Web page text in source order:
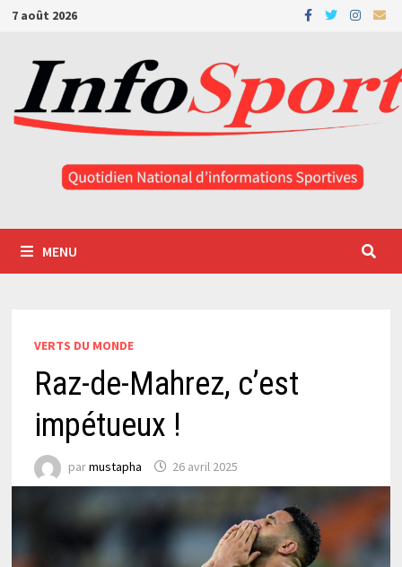
Passer
contenu
7 août 2026
MENU
VERTS DU MONDE
Raz-de-Mahrez, c’est
impétueux !
parmustapha 26 avril 2025